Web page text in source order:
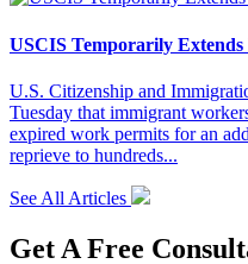
USCIS Temporarily
U.S. Citizenship and
Tuesday that immigrant
expired work permits for an
reprieve to hundreds...
See All Articles
Get A Free